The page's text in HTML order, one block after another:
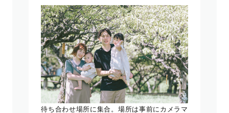
待ち合わせ場所に集合。場所は事前にカメラマ